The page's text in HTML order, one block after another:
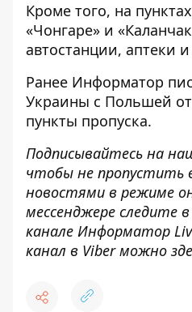
Кроме того, на пунктах
«Чонгаре» и
автостанции, аптеки
Ранее Информатор
Украины с Польшей
пункты пропуска.
Подписывайтесь на
чтобы не пропустить
новостями в режиме
мессенджере следите
канале Информатор
канал в Viber можно